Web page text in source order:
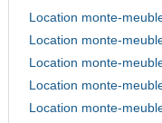
Location monte-
Location monte-
Location monte-
Location monte-
Location monte-